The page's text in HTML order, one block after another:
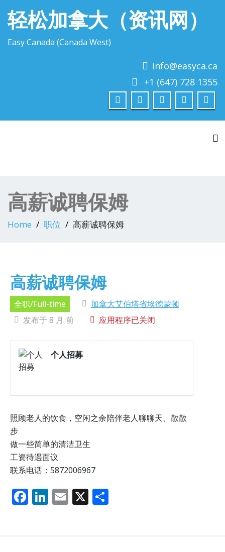
轻松加拿大（资讯网）
Easy Canada (Canada West)
info@easyca.ca
+1 (647) 728 1355
高薪诚聘保姆
Home 职位 高薪诚聘保姆
高薪诚聘保姆
全职/Full-time
加拿大艾伯塔省埃德蒙顿
发布于 8 月 前
应用程序已关闭
个人招募
照顾老人的饮食，空闲之余陪伴老人聊聊天、散散
步
做一些简单的清洁卫生
工资待遇面议
联系电话：5872006967
F Li E X